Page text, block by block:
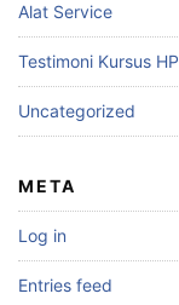
Alat Service
Testimoni Kursus HP
Uncategorized
META
Log in
Entries feed